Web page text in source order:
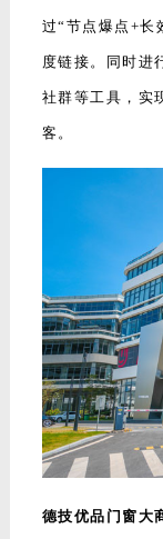
过“节点爆点+长
度链接。同时进
社群等工具，实
客。
德技优品门窗大